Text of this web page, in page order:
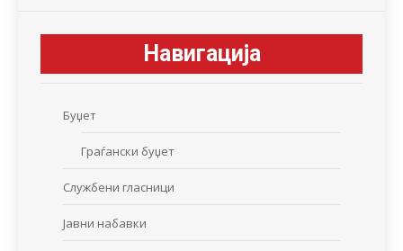
Навигација
Буџет
Граѓански буџет
Службени гласници
Јавни набавки